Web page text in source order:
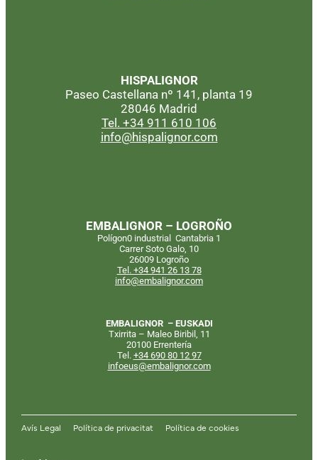
HISPALIGNOR
Paseo Castellana nº 141, planta 19
28046 Madrid
Tel. +34 911 610 106
info@hispalignor.com
EMBALIGNOR – LOGROÑO
Polígon0 industrial Cantabria 1
Carrer Soto Galo, 10
26009 Logroño
Tel. +34 941 26 13 78
info@embalignor.com
EMBALIGNOR – EUSKADI
Txirrita – Maleo Biribil, 11
20100 Errentería
Tel. +34 690 80 12 97
infoeus@embalignor.com
Avís Legal Política de privacitat Política de cookies